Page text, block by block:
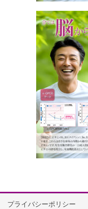
プライバシーポリシー